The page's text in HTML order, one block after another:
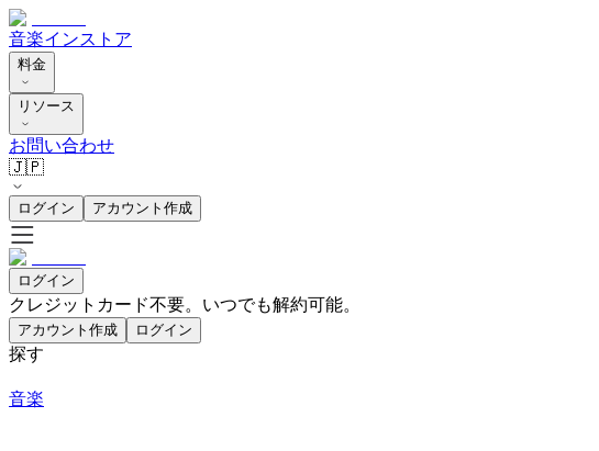
音楽インストア
料金
リソース
お問い合わせ
🇯🇵
ログイン アカウント作成
ログイン
クレジットカード不要。いつでも解約可能。
アカウント作成 ログイン
探す
音楽